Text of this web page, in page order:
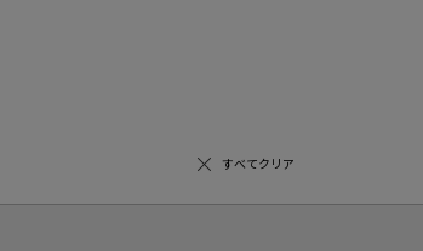
すべてクリア